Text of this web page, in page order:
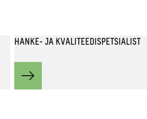
HANKE- JA KVALITEEDISPETSIALIST